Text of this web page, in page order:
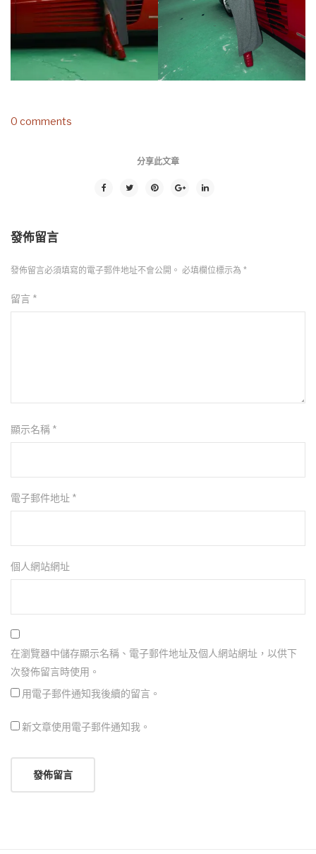
0 comments
分享此文章
發佈留言
發佈留言必須填寫的電子郵件地址不會公開。 必填欄位標示為 *
留言 *
顯示名稱 *
電子郵件地址 *
個人網站網址
在瀏覽器中儲存顯示名稱、電子郵件地址及個人網站網址，以供下
次發佈留言時使用。
用電子郵件通知我後續的留言。
新文章使用電子郵件通知我。